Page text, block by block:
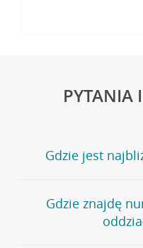
PYTANIA
Gdzie jest
Jeśli szukasz oddziału
stronęPlacówki i
wygodna wyszukiwarka.
Gdzie znajdę